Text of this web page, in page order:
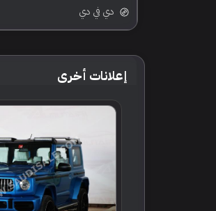
دي في دي
إعلانات أخرى